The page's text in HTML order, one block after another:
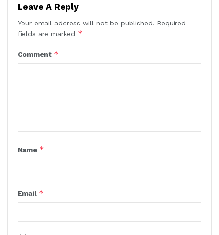
Leave A Reply
Your email address will not be published. Required
fields are marked *
Comment *
Name *
Email *